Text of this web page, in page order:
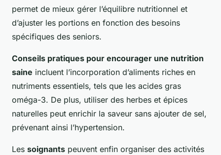
permet de mieux gérer l’équilibre nutritionnel et
d’ajuster les portions en fonction des besoins
spécifiques des seniors.
Conseils pratiques pour encourager une nutrition
saine incluent l’incorporation d’aliments riches en
nutriments essentiels, tels que les acides gras
oméga-3. De plus, utiliser des herbes et épices
naturelles peut enrichir la saveur sans ajouter de sel,
prévenant ainsi l’hypertension.
Les soignants peuvent enfin organiser des activités